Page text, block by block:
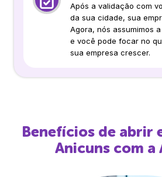
Após a validação com
da sua cidade, sua
Agora, nós assumimos
e você pode focar no
sua empresa crescer.
Benefícios de abrir
Anicuns com a